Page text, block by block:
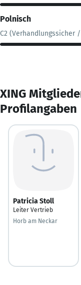
Polnisch
C2 (Verhandlungssicher
XING
Profilangaben
Patricia Stoll
Leiter Vertrieb
Horb am Neckar